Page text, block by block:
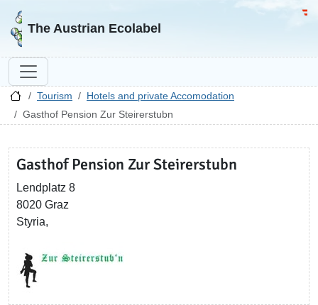
Go to homepage
The Austrian Ecolabel
Tourism
Hotels and private Accomodation
Gasthof Pension Zur Steirerstubn
Gasthof Pension Zur Steirerstubn
Lendplatz 8
8020 Graz
Styria,